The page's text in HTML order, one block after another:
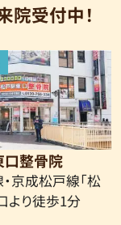
院受付中！
整骨院
京成松戸線「松
より徒歩1分